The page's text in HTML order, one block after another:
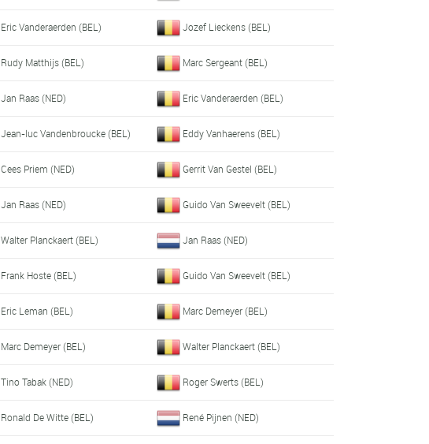
Eric Vanderaerden (BEL) Jozef Lieckens (BEL)
Rudy Matthijs (BEL) Marc Sergeant (BEL)
Jan Raas (NED) Eric Vanderaerden (BEL)
Jean-luc Vandenbroucke (BEL) Eddy Vanhaerens (BEL)
Cees Priem (NED) Gerrit Van Gestel (BEL)
Jan Raas (NED) Guido Van Sweevelt (BEL)
Walter Planckaert (BEL) Jan Raas (NED)
Frank Hoste (BEL) Guido Van Sweevelt (BEL)
Eric Leman (BEL) Marc Demeyer (BEL)
Marc Demeyer (BEL) Walter Planckaert (BEL)
Tino Tabak (NED) Roger Swerts (BEL)
Ronald De Witte (BEL) René Pijnen (NED)